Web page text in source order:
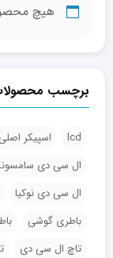
هیچ
برچسب
lcd اسپیکر اصلی
ال سی دی
ال سی دی نوکیا
باطری گوشی
تاچ ال سی دی